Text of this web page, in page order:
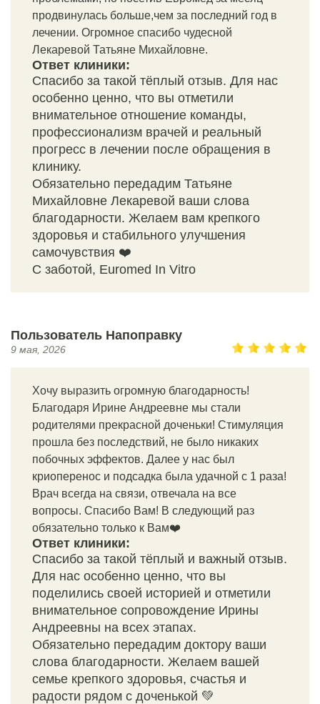
продвинулась больше,чем за последний год в
лечении. Огромное спасибо чудесной
Лекаревой Татьяне Михайловне.
Ответ клиники:
Спасибо за такой тёплый отзыв. Для нас
особенно ценно, что вы отметили
внимательное отношение команды,
профессионализм врачей и реальный
прогресс в лечении после обращения в
клинику.
Обязательно передадим Татьяне
Михайловне Лекаревой ваши слова
благодарности. Желаем вам крепкого
здоровья и стабильного улучшения
самочувствия ❤️
С заботой, Euromed In Vitro
Пользователь Напоправку
9 мая, 2026
Хочу выразить огромную благодарность!
Благодаря Ирине Андреевне мы стали
родителями прекрасной доченьки! Стимуляция
прошла без последствий, не было никаких
побочных эффектов. Далее у нас был
криоперенос и подсадка была удачной с 1 раза!
Врач всегда на связи, отвечала на все
вопросы. Спасибо Вам! В следующий раз
обязательно только к Вам❤️
Ответ клиники:
Спасибо за такой тёплый и важный отзыв.
Для нас особенно ценно, что вы
поделились своей историей и отметили
внимательное сопровождение Ирины
Андреевны на всех этапах.
Обязательно передадим доктору ваши
слова благодарности. Желаем вашей
семье крепкого здоровья, счастья и
радости рядом с доченькой 💚